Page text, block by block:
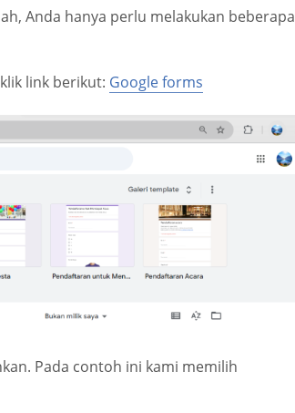
Anda hanya perlu melakukan beberapa
link berikut: Google forms
Pada contoh ini kami memilih